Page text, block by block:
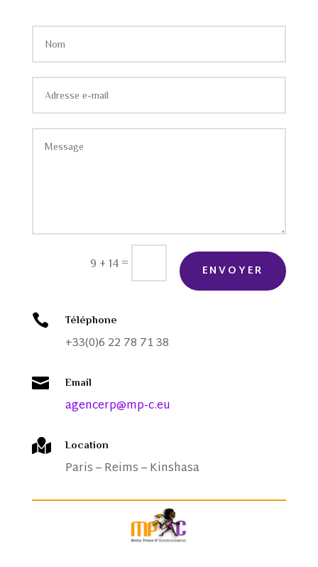
9 + 14= ENVOYER
 Téléphone
+33(0)6 22 78 71 38
 Email
agencerp@mp-c.eu
 Location
Paris – Reims – Kinshasa